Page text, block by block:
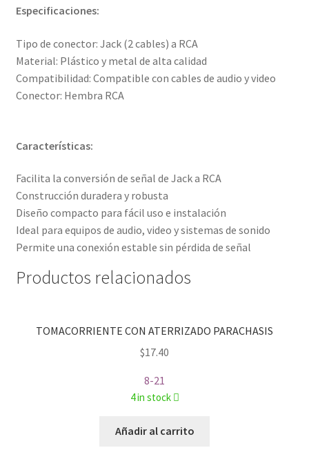
Especificaciones:
Tipo de conector: Jack (2 cables) a RCA
Material: Plástico y metal de alta calidad
Compatibilidad: Compatible con cables de audio y video
Conector: Hembra RCA
Características:
Facilita la conversión de señal de Jack a RCA
Construcción duradera y robusta
Diseño compacto para fácil uso e instalación
Ideal para equipos de audio, video y sistemas de sonido
Permite una conexión estable sin pérdida de señal
Productos relacionados
TOMACORRIENTE CON ATERRIZADO PARACHASIS
$17.40
8-21
4 in stock
Añadir al carrito